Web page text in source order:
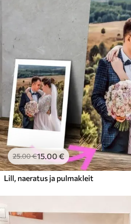
25.00€15 .00 €
Lill, naeratus ja pulmakleit